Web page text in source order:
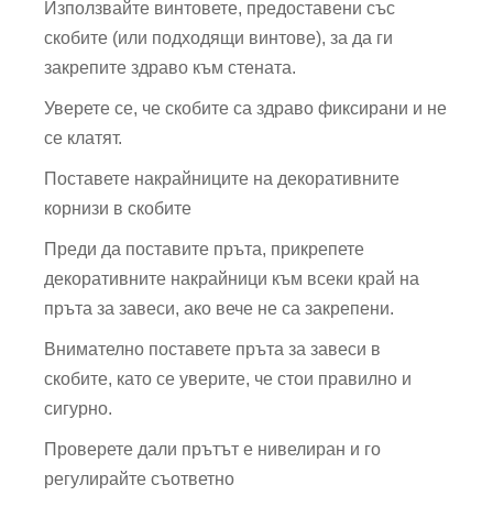
Използвайте винтовете, предоставени със
скобите (или подходящи винтове), за да ги
закрепите здраво към стената.
Уверете се, че скобите са здраво фиксирани и не
се клатят.
Поставете накрайниците на декоративните
корнизи в скобите
Преди да поставите пръта, прикрепете
декоративните накрайници към всеки край на
пръта за завеси, ако вече не са закрепени.
Внимателно поставете пръта за завеси в
скобите, като се уверите, че стои правилно и
сигурно.
Проверете дали прътът е нивелиран и го
регулирайте съответно